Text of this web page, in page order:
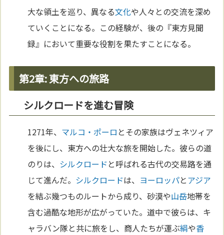
大な領土を巡り、異なる文化や人々との交流を深め
ていくことになる。この経験が、後の『東方見聞
録』において重要な役割を果たすことになる。
第2章: 東方への旅路
シルクロードを進む冒険
1271年、 マルコ・ポーロ とその家族はヴェネツィア
を後にし、東方への壮大な旅を開始した。彼らの道
のりは、 シルクロード と呼ばれる古代の交易路を通
じて進んだ。 シルクロードは、 ヨーロッパとアジア
を結ぶ幾つものルートから成り、砂漠や山岳地帯を
含む過酷な地形が広がっていた。道中で彼らは、キ
ャラバン隊と共に旅をし、商人たちが運ぶ絹や香